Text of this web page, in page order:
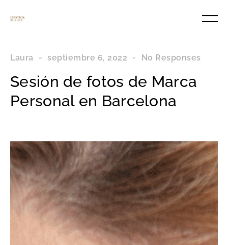
Laura - septiembre 6, 2022 - No Responses
Sesión de fotos de Marca
Personal en Barcelona